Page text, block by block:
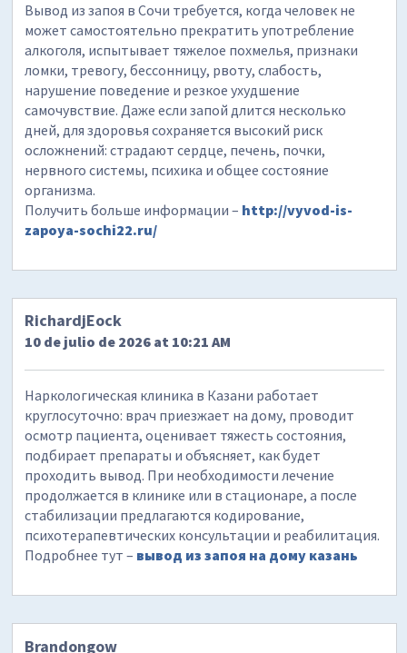
Вывод из запоя в Сочи требуется, когда человек не
может самостоятельно прекратить употребление
алкоголя, испытывает тяжелое похмелья, признаки
ломки, тревогу, бессонницу, рвоту, слабость,
нарушение поведение и резкое ухудшение
самочувствие. Даже если запой длится несколько
дней, для здоровья сохраняется высокий риск
осложнений: страдают сердце, печень, почки,
нервного системы, психика и общее состояние
организма.
Получить больше информации – http://vyvod-is-
zapoya-sochi22.ru/
RichardjEock
10 de julio de 2026 at 10:21 AM
Наркологическая клиника в Казани работает
круглосуточно: врач приезжает на дому, проводит
осмотр пациента, оценивает тяжесть состояния,
подбирает препараты и объясняет, как будет
проходить вывод. При необходимости лечение
продолжается в клинике или в стационаре, а после
стабилизации предлагаются кодирование,
психотерапевтических консультации и реабилитация.
Подробнее тут – вывод из запоя на дому казань
Brandongow